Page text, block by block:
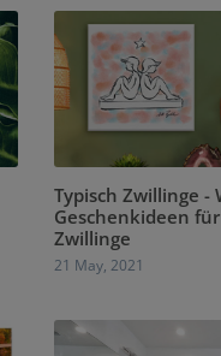
Typisch Zwillinge -
Geschenkideen
Zwillinge
21 May, 2021